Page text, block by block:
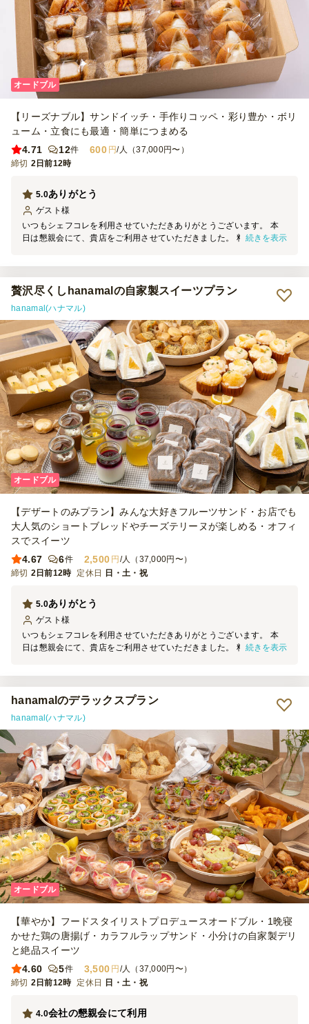
オードブル
【リーズナブル】サンドイッチ・手作りコッペ・彩り豊か・ボリ
ューム・立食にも最適・簡単につまめる
4.71
12件 600 円/人（37,000円〜）
締切 2日前12時
ありがとう
5.0
ゲスト 様
いつもシェフコレを利用させていただきありがとうございます。 本
日は懇親会にて、貴店をご利用させていただきました。 料理の見た
続きを表示
贅沢尽くしhanamalの自家製スイーツプラン
hanamal(ハナマル)
オードブル
【デザートのみプラン】みんな大好きフルーツサンド・お店でも
大人気のショートブレッドやチーズテリーヌが楽しめる・オフィ
スでスイーツ
4.67
6件 2,500 円 /人（37,000円〜）
締切 2日前12時 定休日 日・土・祝
ありがとう
5.0
ゲスト 様
いつもシェフコレを利用させていただきありがとうございます。 本
日は懇親会にて、貴店をご利用させていただきました。 料理の見た
続きを表示
hanamalのデラックスプラン
hanamal(ハナマル)
オードブル
【華やか】フードスタイリストプロデュースオードブル・1晩寝
かせた鶏の唐揚げ・カラフルラップサンド・小分けの自家製デリ
と絶品スイーツ
4.60
5件 3,500 円 /人（37,000円〜）
締切 2日前12時 定休日 日・土・祝
会社の懇親会にて利用
4.0